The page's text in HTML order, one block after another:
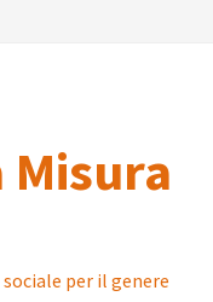
Misura
per il genere